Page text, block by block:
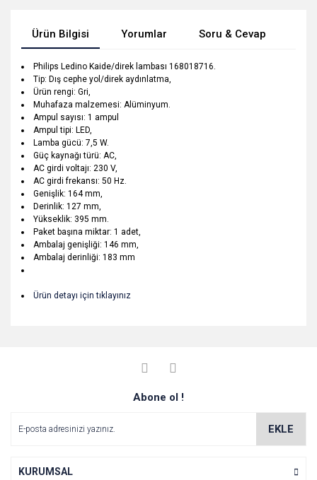
Ürün Bilgisi Yorumlar Soru & Cevap
Philips Ledino Kaide/direk lambası 168018716.
Tip: Dış cephe yol/direk aydınlatma,
Ürün rengi: Gri,
Muhafaza malzemesi: Alüminyum.
Ampul sayısı: 1 ampul
Ampul tipi: LED,
Lamba gücü: 7,5 W.
Güç kaynağı türü: AC,
AC girdi voltajı: 230 V,
AC girdi frekansı: 50 Hz.
Genişlik: 164 mm,
Derinlik: 127 mm,
Yükseklik: 395 mm.
Paket başına miktar: 1 adet,
Ambalaj genişliği: 146 mm,
Ambalaj derinliği: 183 mm
Ürün detayı için tıklayınız
Yorum Yaz
Soru Sor
Görüş ve önerileriniz için teşekkür ederiz.
Ürün açıklamasında eksik bilgiler bulunuyor.
Ürün fiyatı diğer sitelerden daha pahalı.
Abone ol !
EKLE
KURUMSAL